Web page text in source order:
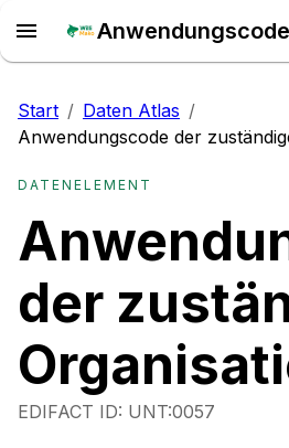
Start / Daten Atlas /
Anwendungscode der
DATENELEMENT
der
EDIFACT ID: UNT:0057